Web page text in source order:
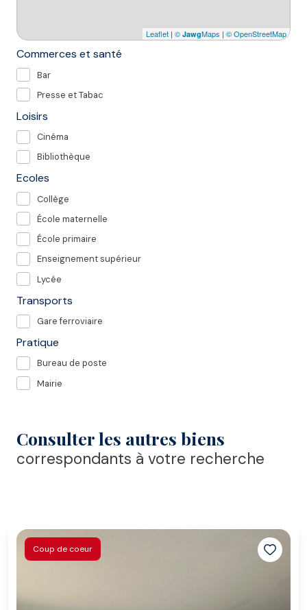
Leaflet | © JawgMaps | © OpenStreetMap
Commerces et santé
Bar
Presse et Tabac
Loisirs
Cinéma
Bibliothèque
Ecoles
Collège
École maternelle
École primaire
Enseignement supérieur
Lycée
Transports
Gare ferroviaire
Pratique
Bureau de poste
Mairie
Consulter les autres biens
correspondants à votre recherche
Coup de coeur